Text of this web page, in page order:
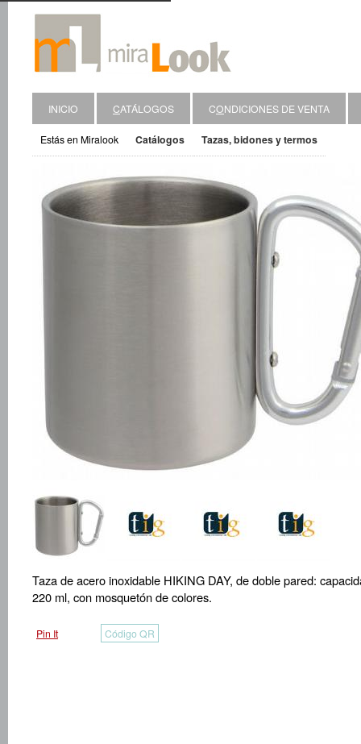
INICIO CATÁLOGOS CONDICIONES DE VENTA
Estás en Miralook Catálogos Tazas, bidones y termos
Taza de acero inoxidable HIKING DAY, de doble pared:
220 ml, con mosquetón de colores.
Pin It Código QR